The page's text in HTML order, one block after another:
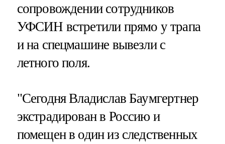
сопровождении сотрудников
УФСИН встретили прямо у трапа
и на спецмашине вывезли с
летного поля.
"Сегодня Владислав Баумгертнер
экстрадирован в Россию и
помещен в один из следственных